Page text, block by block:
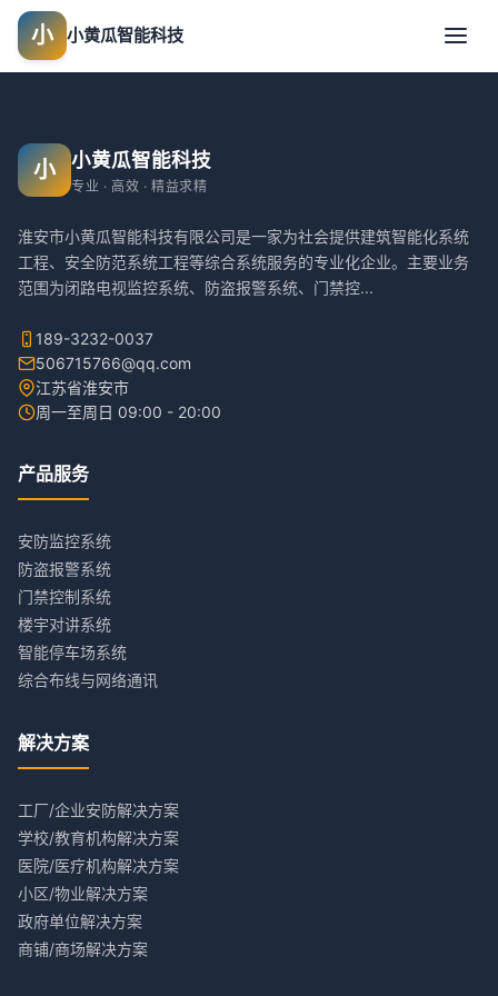
小 小黄瓜智能科技
小 小黄瓜智能科技
专业 · 高效 · 精益求精
淮安市小黄瓜智能科技有限公司是一家为社会提供建筑智能化系统
工程、安全防范系统工程等综合系统服务的专业化企业。主要业务
范围为闭路电视监控系统、防盗报警系统、门禁控...
189-3232-0037
506715766@qq.com
江苏省淮安市
周一至周日 09:00 - 20:00
产品服务
安防监控系统
防盗报警系统
门禁控制系统
楼宇对讲系统
智能停车场系统
综合布线与网络通讯
解决方案
工厂/企业安防解决方案
学校/教育机构解决方案
医院/医疗机构解决方案
小区/物业解决方案
政府单位解决方案
商铺/商场解决方案